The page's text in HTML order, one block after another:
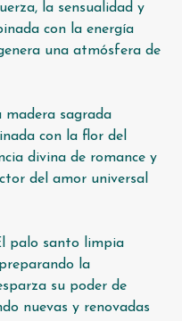
la sensualidad y
con la energía
una atmósfera de
madera sagrada
con la flor del
divina de romance y
del amor universal
palo santo limpia
la
su poder de
nuevas y renovadas